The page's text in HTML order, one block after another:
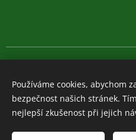
© 2011-2026, AKC REAL
CZK Kč
Používáme cookies, abychom
bezpečnost našich stránek.
nejlepší zkušenost při jejich